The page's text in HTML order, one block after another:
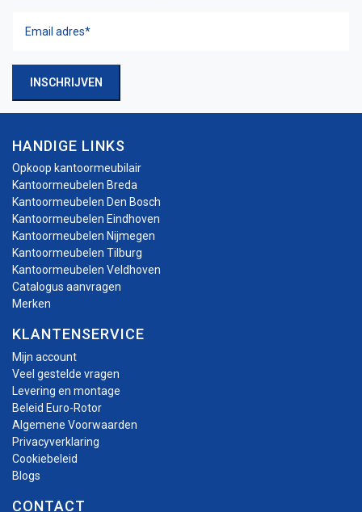
adres(Vereist)
INSCHRIJVEN
HANDIGE LINKS
Opkoop kantoormeubilair
Kantoormeubelen Breda
Kantoormeubelen Den Bosch
Kantoormeubelen Eindhoven
Kantoormeubelen Nijmegen
Kantoormeubelen Tilburg
Kantoormeubelen Veldhoven
Catalogus aanvragen
Merken
KLANTENSERVICE
Mijn account
Veel gestelde vragen
Levering en montage
Beleid Euro-Rotor
Algemene Voorwaarden
Privacyverklaring
Cookiebeleid
Blogs
CONTACT